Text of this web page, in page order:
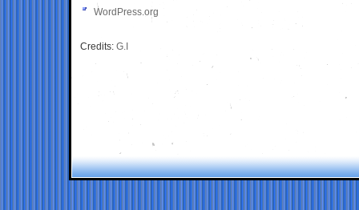
WordPress.org
Credits: G.I